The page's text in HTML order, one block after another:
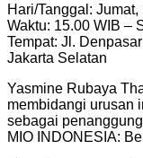
Hari/Tanggal:
Waktu: 15.00 WIB –
Tempat: Jl.
Jakarta Selatan
Yasmine Rubaya
membidangi urusan
sebagai
MIO INDONESIA: